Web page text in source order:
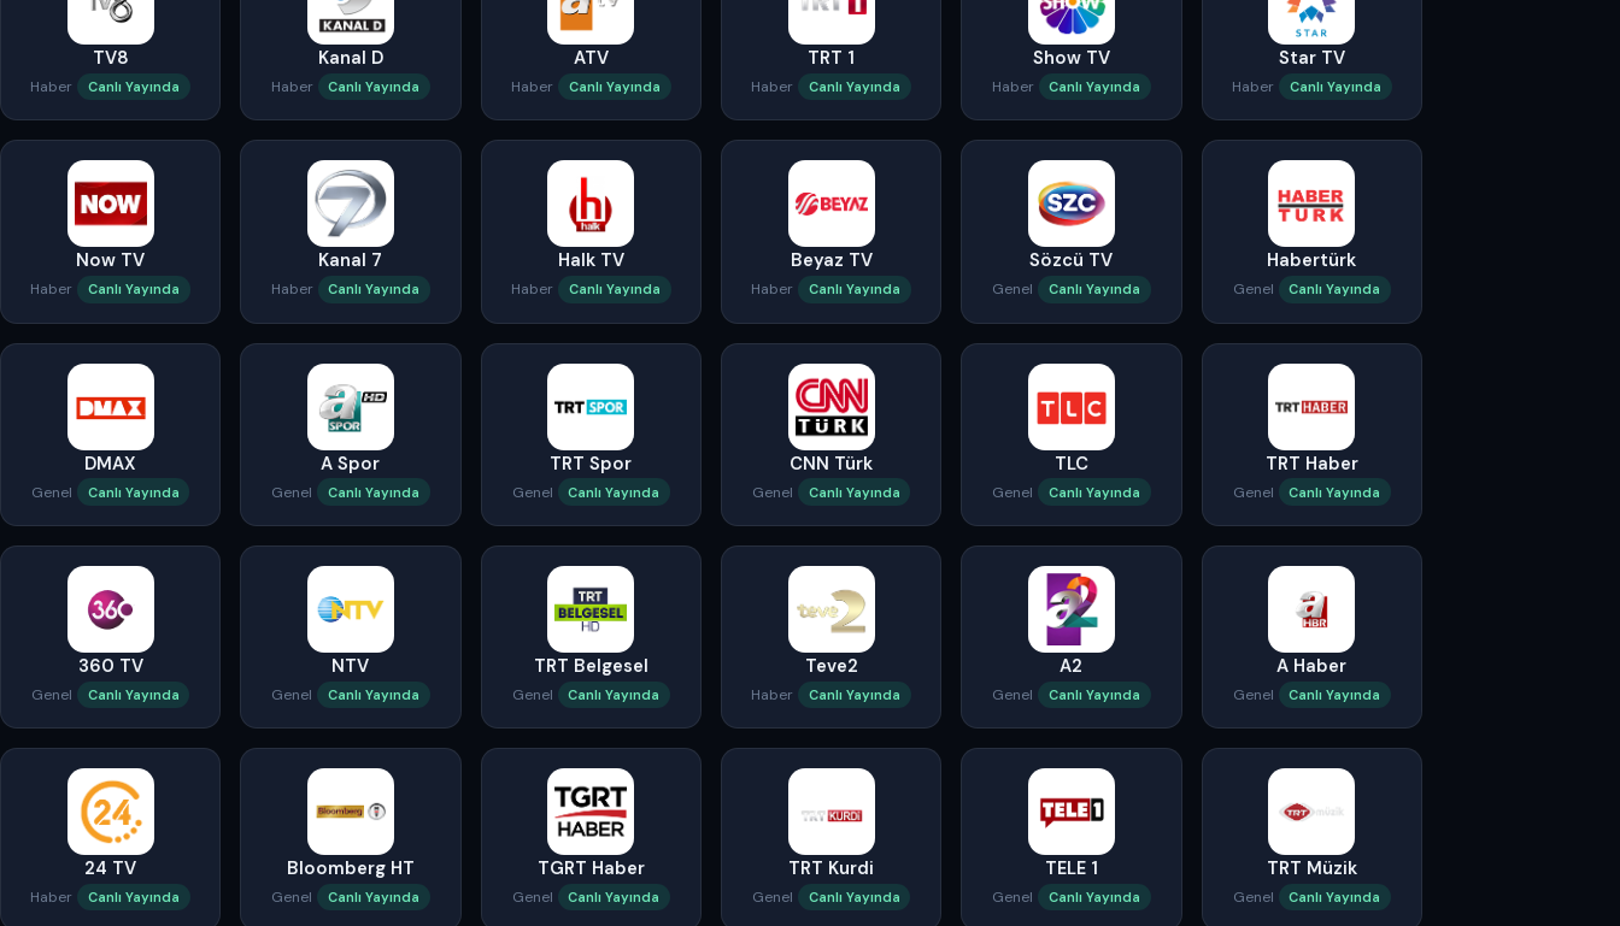
TV8
Haber Canlı Yayında
Kanal D
Haber Canlı Yayında
ATV
Haber Canlı Yayında
TRT 1
Haber Canlı Yayında
Show TV
Haber Canlı Yayında
Star TV
Haber Canlı Yayında
Now TV
Haber Canlı Yayında
Kanal 7
Haber Canlı Yayında
Halk TV
Haber Canlı Yayında
Beyaz TV
Haber Canlı Yayında
Sözcü TV
Genel Canlı Yayında
Habertürk
Genel Canlı Yayında
DMAX
Genel Canlı Yayında
A Spor
Genel Canlı Yayında
TRT Spor
Genel Canlı Yayında
CNN Türk
Genel Canlı Yayında
TLC
Genel Canlı Yayında
TRT Haber
Genel Canlı Yayında
360 TV
Genel Canlı Yayında
NTV
Genel Canlı Yayında
TRT Belgesel
Genel Canlı Yayında
Teve2
Haber Canlı Yayında
A2
Genel Canlı Yayında
A Haber
Genel Canlı Yayında
24 TV
Haber Canlı Yayında
Bloomberg HT
Genel Canlı Yayında
TGRT Haber
Genel Canlı Yayında
TRT Kurdi
Genel Canlı Yayında
TELE 1
Genel Canlı Yayında
TRT Müzik
Genel Canlı Yayında